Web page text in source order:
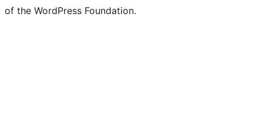
of the WordPress Foundation.